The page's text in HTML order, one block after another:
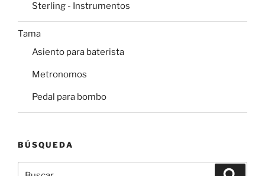
Sterling - Instrumentos
Tama
Asiento para baterista
Metronomos
Pedal para bombo
BÚSQUEDA